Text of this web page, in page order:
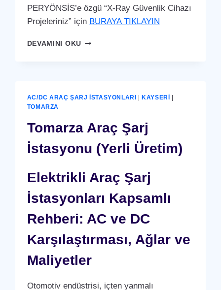
PERYÖNSİS’e özgü “X-Ray Güvenlik Cihazı
Projeleriniz” için BURAYA TIKLAYIN
DEVAMINI OKUTOMARZA
AC/DC ARAÇ ŞARJ İSTASYONLARI KAYSERI
TOMARZA
Tomarza Araç Şarj
İstasyonu (Yerli Üretim)
Elektrikli Araç Şarj
İstasyonları Kapsamlı
Rehberi: AC ve DC
Karşılaştırması, Ağlar ve
Maliyetler
Otomotiv endüstrisi, içten yanmalı